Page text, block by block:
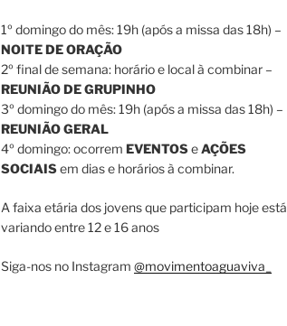
1º domingo do mês: 19h (após a missa das 18h) –
NOITE DE ORAÇÃO
2º final de semana: horário e local à combinar –
REUNIÃO DE GRUPINHO
3º domingo do mês: 19h (após a missa das 18h) –
REUNIÃO GERAL
4º domingo: ocorrem EVENTOSeAÇÕES
SOCIAISem dias e horários à combinar.
A faixa etária dos jovens que participam hoje está
variando entre 12 e 16 anos
Siga-nos no Instagram @movimentoaguaviva_